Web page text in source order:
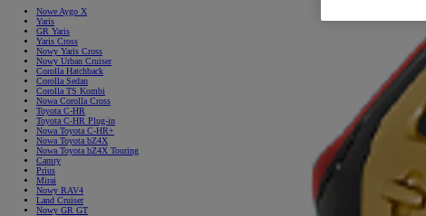
Nowe Aygo X
Yaris
GR Yaris
Yaris Cross
Nowy Yaris Cross
Nowy Urban Cruiser
Corolla Hatchback
Corolla Sedan
Corolla TS Kombi
Nowa Corolla Cross
Toyota C-HR
Toyota C-HR Plug-in
Nowa Toyota C-HR+
Nowa Toyota bZ4X
Nowa Toyota bZ4X Touring
Camry
Prius
Mirai
Nowy RAV4
Land Cruiser
Nowy GR GT